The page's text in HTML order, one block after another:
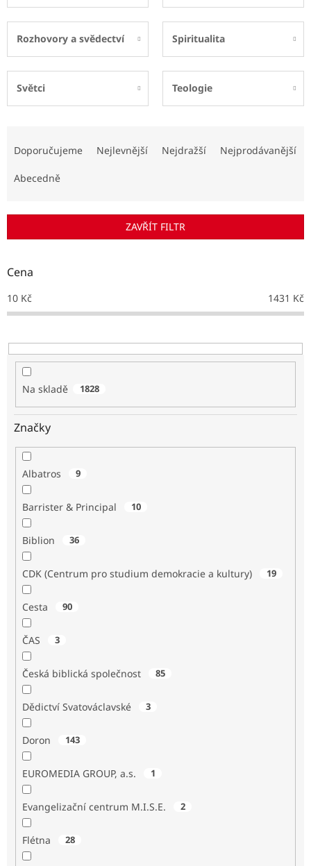
Rozhovory a svědectví Spiritualita
Světci Teologie
r
d
k
t
Doporučujeme Nejlevnější Nejdražší Nejprodávanější
Abecedně
ZAVŘÍT FILTR
Cena
10 Kč 1431 Kč
Na skladě 1828
Značky
Albatros 9
Barrister & Principal 10
Biblion 36
CDK (Centrum pro studium demokracie a kultury) 19
Cesta 90
ČAS 3
Česká biblická společnost 85
Dědictví Svatováclavské 3
Doron 143
EUROMEDIA GROUP, a.s. 1
Evangelizační centrum M.I.S.E. 2
Flétna 28